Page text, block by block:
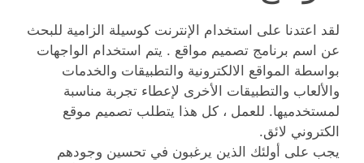
لقد اعتدنا على استخدام الإنترنت كوسيلة الزامية للبحث
عن اسم برنامج تصميم مواقع . يتم استخدام الواجهات
بواسطة المواقع الالكترونية والتطبيقات والخدمات
والألعاب والتطبيقات الأخرى لإعطاء تجربة مناسبة
لمستخدميها. للعمل ، كل هذا يتطلب تصميم موقع
الكتروني لائق.
يجب على أولئك الذين يرغبون في تحسين وجودهم